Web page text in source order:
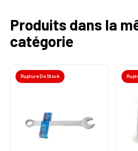
Produits dans la
catégorie
Rupture De Stock